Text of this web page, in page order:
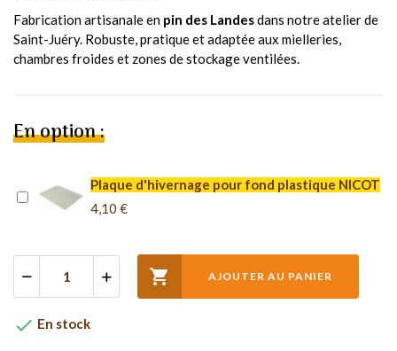
Fabrication artisanale en pin des Landesdans notre atelier de
Saint-Juéry. Robuste, pratique et adaptée aux mielleries,
chambres froides et zones de stockage ventilées.
En option :
Plaque d'hivernage pour fond plastique NICOT
4,10 €
 AJOUTER AU PANIER
 En stock